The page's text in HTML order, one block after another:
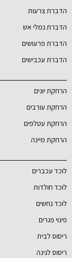
הדברת צרעות
הדברת נמלי אש
הדברת פרעושים
הדברת עכבישים
הרחקת יונים
הרחקת עורבים
הרחקת עטלפים
הרחקת מיינה
לוכד עכברים
לוכד חולדות
לוכד נחשים
פינוי פגרים
ריסוס לבית
ריסוס לגינה